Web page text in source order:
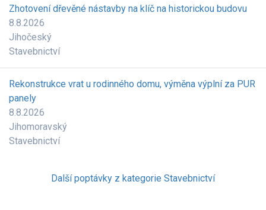
Zhotovení dřevěné nástavby na klíč na historickou budovu
8.8.2026
Jihočeský
Stavebnictví
Rekonstrukce vrat u rodinného domu, výměna výplní za PUR
panely
8.8.2026
Jihomoravský
Stavebnictví
Další poptávky z kategorie Stavebnictví